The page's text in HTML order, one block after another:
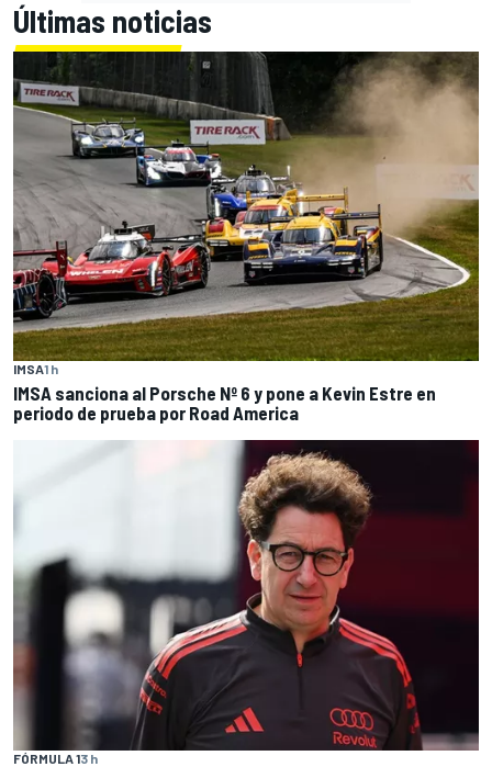
Últimas noticias
IMSA1 h
IMSA sanciona al Porsche Nº 6 y pone a Kevin Estre en
periodo de prueba por Road America
FÓRMULA 13 h